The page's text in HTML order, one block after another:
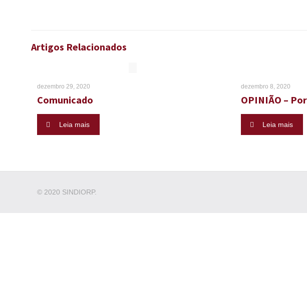
Artigos Relacionados
dezembro 29, 2020
Comunicado
Leia mais
dezembro 8, 2020
OPINIÃO –
Leia mais
© 2020 SINDIORP.